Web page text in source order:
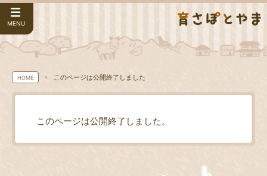
MENU
HOME このページは公開終了しました
このページは公開終了しました。